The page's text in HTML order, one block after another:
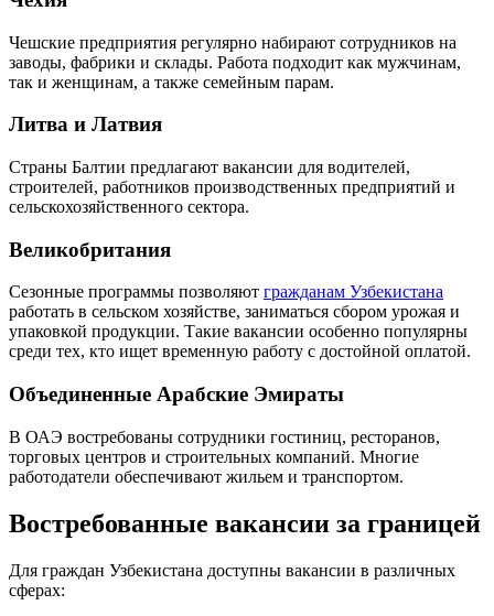
Чешские предприятия регулярно набирают сотрудников на
заводы, фабрики и склады. Работа подходит как мужчинам,
так и женщинам, а также семейным парам.
Литва и Латвия
Страны Балтии предлагают вакансии для водителей,
строителей, работников производственных предприятий и
сельскохозяйственного сектора.
Великобритания
Сезонные программы позволяют гражданам Узбекистана
работать в сельском хозяйстве, заниматься сбором урожая и
упаковкой продукции. Такие вакансии особенно популярны
среди тех, кто ищет временную работу с достойной оплатой.
Объединенные Арабские Эмираты
В ОАЭ востребованы сотрудники гостиниц, ресторанов,
торговых центров и строительных компаний. Многие
работодатели обеспечивают жильем и транспортом.
Востребованные вакансии за границей
Для граждан Узбекистана доступны вакансии в различных
сферах: